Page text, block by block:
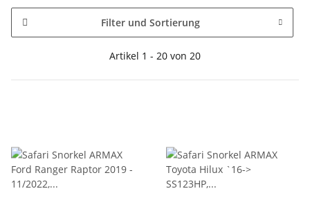
Filter und Sortierung
Artikel 1 - 20 von 20